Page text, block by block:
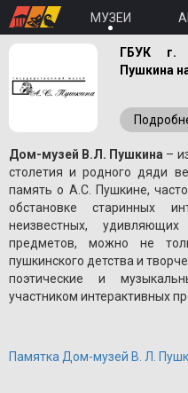
МУЗЕИ
ГБУК г.
Пушкина
Дом-музей В.Л. Пушкина –
столетия и родного дяди
память о A.С. Пушкине,
обстановке старинных
неизвестных,
предметов, можно не
пушкинского детства и
поэтические и
участником интерактивных
Памятка Дом-музей В. Л.